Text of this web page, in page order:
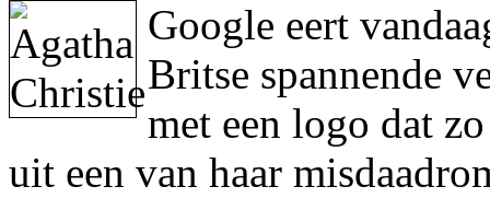
Google eert
Britse spannende
met een logo dat
uit een van haar